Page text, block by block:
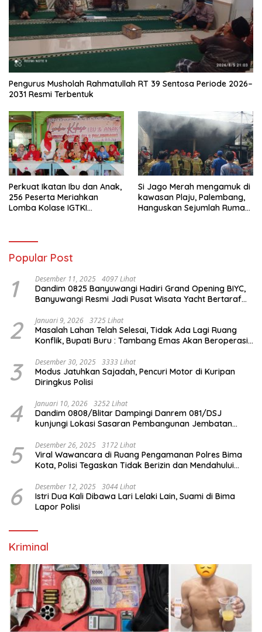
Pengurus Musholah Rahmatullah RT 39 Sentosa Periode 2026–
2031 Resmi Terbentuk
Perkuat Ikatan Ibu dan Anak,
256 Peserta Meriahkan
Lomba Kolase IGTKI
Si Jago Merah mengamuk di
kawasan Plaju, Palembang,
Hanguskan Sejumlah Rumah
Popular Post
1 Desember 11, 2025 4097 Lihat
Dandim 0825 Banyuwangi Hadiri Grand Opening BIYC,
Banyuwangi Resmi Jadi Pusat Wisata Yacht Bertaraf
2 Januari 9, 2026 3725 Lihat
Masalah Lahan Telah Selesai, Tidak Ada Lagi Ruang
Konflik, Bupati Buru : Tambang Emas Akan Beroperasi
3 Desember 30, 2025 3333 Lihat
Modus Jatuhkan Sajadah, Pencuri Motor di Kuripan
Diringkus Polisi
4 Januari 10, 2026 3252 Lihat
Dandim 0808/Blitar Dampingi Danrem 081/DSJ
kunjungi Lokasi Sasaran Pembangunan Jembatan
5 Desember 26, 2025 3172 Lihat
Viral Wawancara di Ruang Pengamanan Polres Bima
Kota, Polisi Tegaskan Tidak Berizin dan Mendahului
6 Desember 12, 2025 3044 Lihat
Istri Dua Kali Dibawa Lari Lelaki Lain, Suami di Bima
Lapor Polisi
Kriminal